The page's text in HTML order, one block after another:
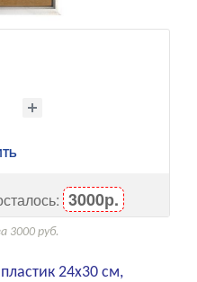
3000р.
3000 руб.
24x30 см,